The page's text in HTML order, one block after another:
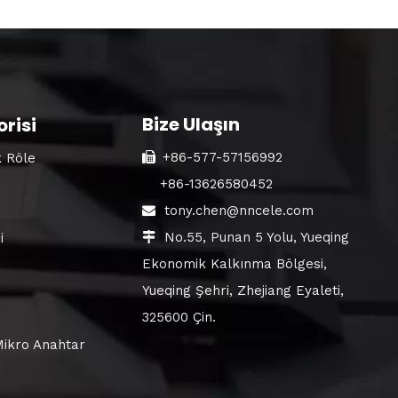
Röle
Anahtar
Bize Ulaşın
+86-577-57156992
+86-13626580452
 tony.chen@nncele.com

No.55, Punan 5 Yolu, Yueqing
Ekonomik Kalkınma Bölgesi,
Yueqing Şehri, Zhejiang Eyaleti,
325600 Çin.